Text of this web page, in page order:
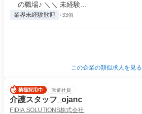
の職場♪ ＼＼ 未経験...
業界未経験歓迎 +33個
この企業の類似求人を見る
派遣社員
介護スタッフ_ojanc
FIDIA SOLUTIONS株式会社